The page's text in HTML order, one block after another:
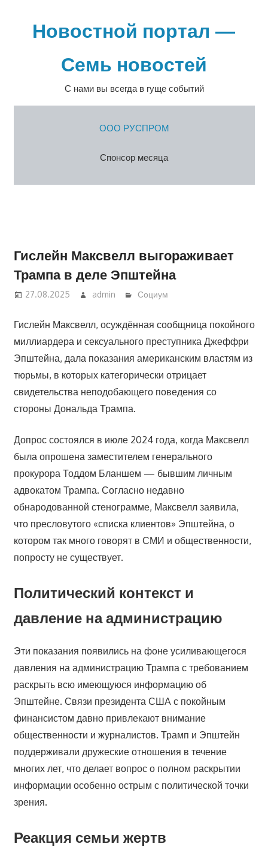
содержимомуНовостной портал —
Семь новостей
С нами вы всегда в гуще событий
ООО РУСПРОМ
Спонсор месяца
Гислейн Максвелл выгораживает
Трампа в деле Эпштейна
27.08.2025 admin Социум
Гислейн Максвелл, осуждённая сообщница покойного
миллиардера и сексуального преступника Джеффри
Эпштейна, дала показания американским властям из
тюрьмы, в которых категорически отрицает
свидетельства неподобающего поведения со
стороны Дональда Трампа.
Допрос состоялся в июле 2024 года, когда Максвелл
была опрошена заместителем генерального
прокурора Тоддом Бланшем — бывшим личным
адвокатом Трампа. Согласно недавно
обнародованной стенограмме, Максвелл заявила,
что пресловутого «списка клиентов» Эпштейна, о
котором так много говорят в СМИ и общественности,
попросту не существует.
Политический контекст и
давление на администрацию
Эти показания появились на фоне усиливающегося
давления на администрацию Трампа с требованием
раскрыть всю имеющуюся информацию об
Эпштейне. Связи президента США с покойным
финансистом давно привлекают внимание
общественности и журналистов. Трамп и Эпштейн
поддерживали дружеские отношения в течение
многих лет, что делает вопрос о полном раскрытии
информации особенно острым с политической точки
зрения.
Реакция семьи жертв